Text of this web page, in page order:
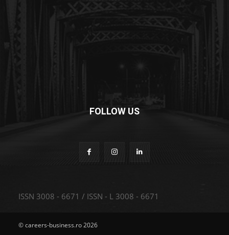
FOLLOW US
ISSN 3008 - 6671 / ISSN - L 3008 - 6671
© careers-business.ro 2026